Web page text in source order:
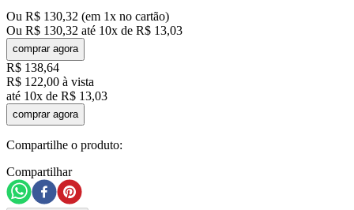
Ou R$ 130,32 (em 1x no cartão)
Ou R$ 130,32 até 10x de R$ 13,03
comprar agora
R$ 138,64
R$ 122,00 à vista
até 10x de R$ 13,03
comprar agora
Compartilhe o produto:
Compartilhar